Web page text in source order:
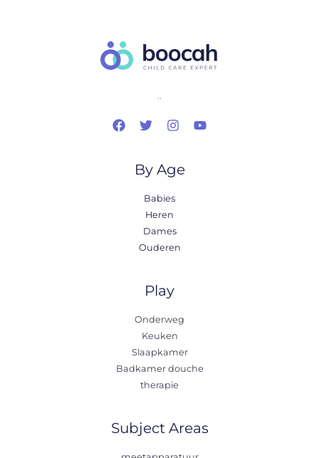
..
By Age
Babies
Heren
Dames
Ouderen
Play
Onderweg
Keuken
Slaapkamer
Badkamer douche
therapie
Subject Areas